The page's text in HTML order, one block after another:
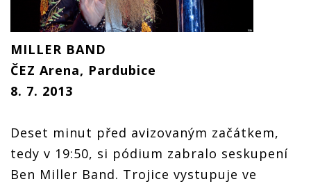
MILLER BAND
ČEZ Arena, Pardubice
8. 7. 2013
Deset minut před avizovaným začátkem,
tedy v 19:50, si pódium zabralo seskupení
Ben Miller Band. Trojice vystupuje ve